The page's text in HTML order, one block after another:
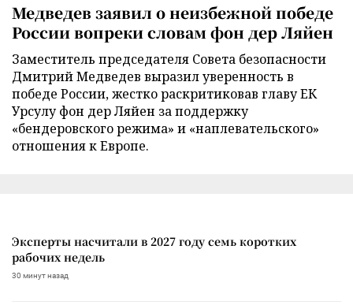
Медведев заявил о неизбежной победе
России вопреки словам фон дер Ляйен
Заместитель председателя Совета безопасности
Дмитрий Медведев выразил уверенность в
победе России, жестко раскритиковав главу ЕК
Урсулу фон дер Ляйен за поддержку
«бендеровского режима» и «наплевательского»
отношения к Европе.
Эксперты насчитали в 2027 году семь коротких
рабочих недель
30 минут назад